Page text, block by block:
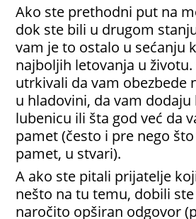
Ako ste prethodni put na
dok ste bili u drugom
vam je to ostalo u sećanju
najboljih letovanja u životu.
utrkivali da vam obezbede
u hladovini, da vam
lubenicu ili šta god već da
pamet (često i pre nego
pamet, u stvari).
A ako ste pitali prijatelje
nešto na tu temu, dobili
naročito opširan odgovor